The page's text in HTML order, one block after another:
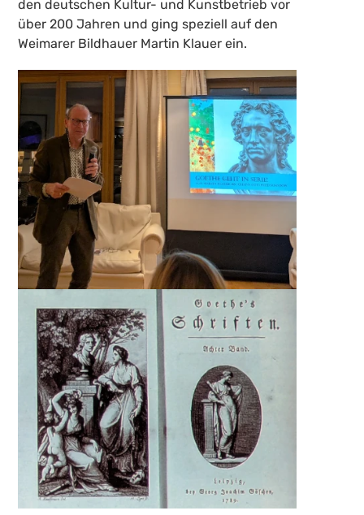
den deutschen Kultur- und Kunstbetrieb vor
über 200 Jahren und ging speziell auf den
Weimarer Bildhauer Martin Klauer ein.